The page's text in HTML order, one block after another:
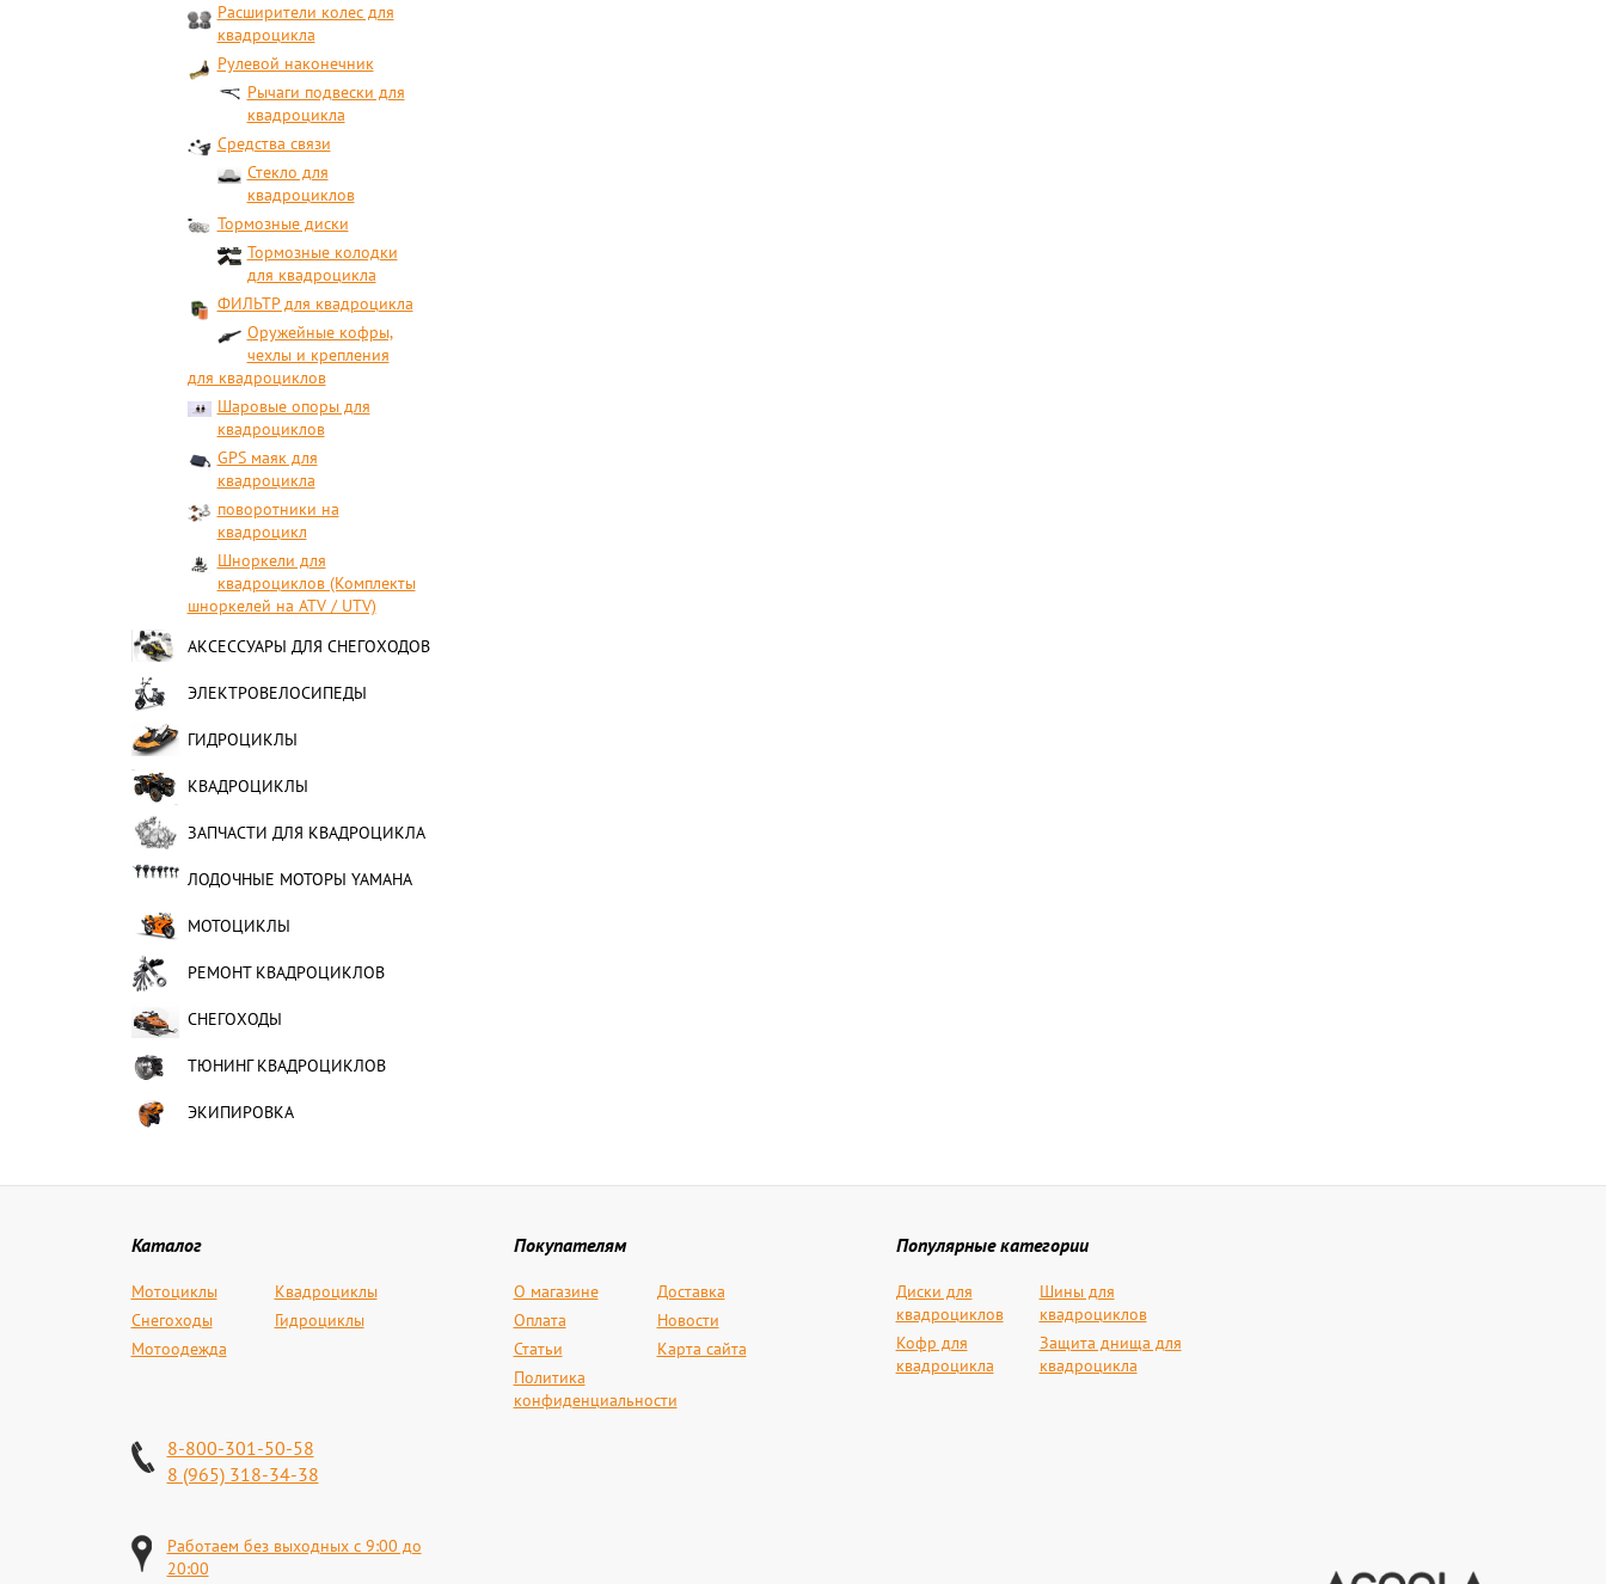
Расширители колес для
квадроцикла
Рулевой наконечник
Рычаги подвески для
квадроцикла
Средства связи
Стекло для
квадроциклов
Тормозные диски
Тормозные колодки
для квадроцикла
ФИЛЬТР для квадроцикла
Оружейные кофры,
чехлы и крепления
для квадроциклов
Шаровые опоры для
квадроциклов
GPS маяк для
квадроцикла
поворотники на
квадроцикл
Шноркели для
квадроциклов (Комплекты
шноркелей на ATV / UTV)
АКСЕССУАРЫ ДЛЯ СНЕГОХОДОВ
ЭЛЕКТРОВЕЛОСИПЕДЫ
ГИДРОЦИКЛЫ
КВАДРОЦИКЛЫ
ЗАПЧАСТИ ДЛЯ КВАДРОЦИКЛА
ЛОДОЧНЫЕ МОТОРЫ YAMAHA
МОТОЦИКЛЫ
РЕМОНТ КВАДРОЦИКЛОВ
СНЕГОХОДЫ
ТЮНИНГ КВАДРОЦИКЛОВ
ЭКИПИРОВКА
Каталог
Мотоциклы
Квадроциклы
Снегоходы
Гидроциклы
Мотоодежда
Покупателям
О магазине
Доставка
Оплата
Новости
Статьи
Карта сайта
Политика
конфиденциальности
Популярные категории
Диски для
квадроциклов
Шины для
квадроциклов
Кофр для
квадроцикла
Защита днища для
квадроцикла
8-800-301-50-58
8 (965) 318-34-38
Работаем без выходных с 9:00 до
20:00